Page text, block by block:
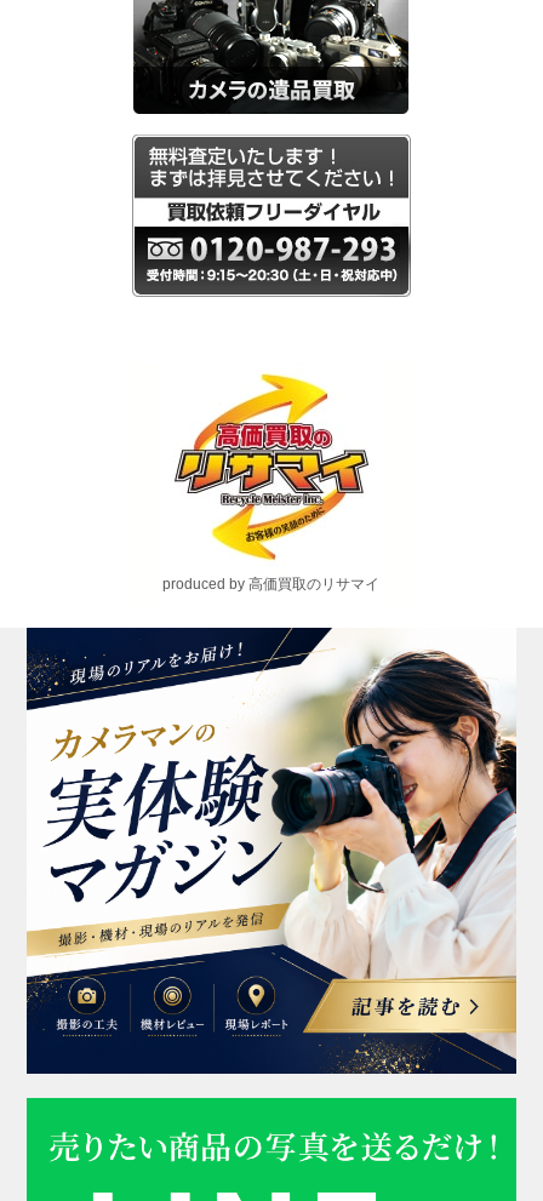
produced by 高価買取のリサマイ